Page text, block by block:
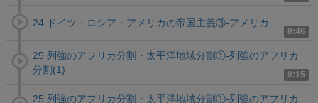
8:46
24 ドイツ・ロシア・アメリカの帝国主義③-アメリカ
8:15
25 列強のアフリカ分割・太平洋地域分割①-列強のアフリカ
分割(1)
25 列強のアフリカ分割・太平洋地域分割①-列強のアフリカ